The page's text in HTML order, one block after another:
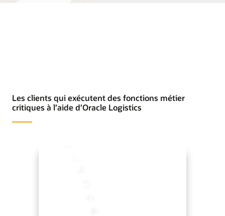
Les clients qui exécutent des fonctions métier
critiques à l’aide d’Oracle Logistics